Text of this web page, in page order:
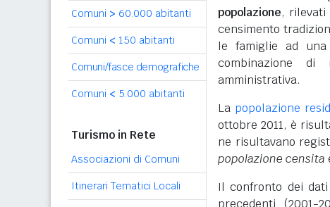
Comuni > 60.000 abitanti
Comuni < 150 abitanti
Comuni/fasce demografiche
Comuni < 5.000 abitanti
Turismo in Rete
Associazioni di Comuni
Itinerari Tematici Locali
popolazione, rilevati
censimento
le famiglie ad
combinazione
amministrativa.
La popolazione
ottobre 2011, è
ne risultavano
popolazione censita
Il confronto dei
precedenti (2001-